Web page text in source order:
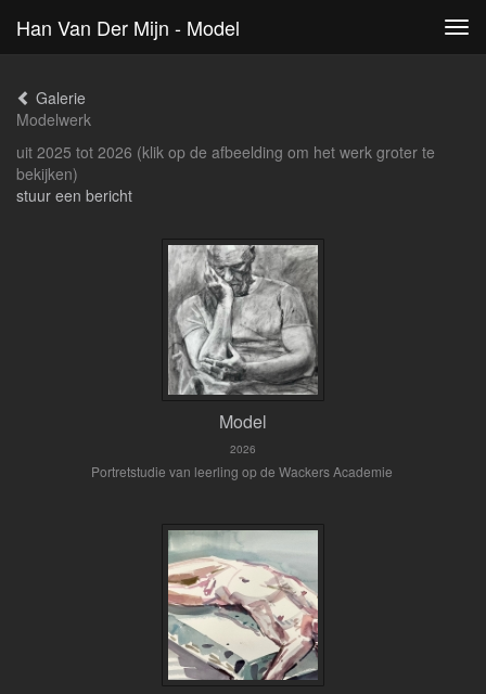
Han Van Der Mijn - Model
Galerie
Modelwerk
uit 2025 tot 2026 (klik op de afbeelding om het werk groter te
bekijken)
stuur een bericht
Model
2026
Portretstudie van leerling op de Wackers Academie